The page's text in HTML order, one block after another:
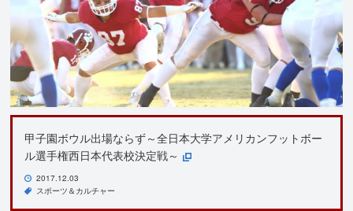
甲子園ボウル出場ならず～全日本大学アメリカンフットボー
ル選手権西日本代表校決定戦～
2017.12.03
スポーツ＆カルチャー